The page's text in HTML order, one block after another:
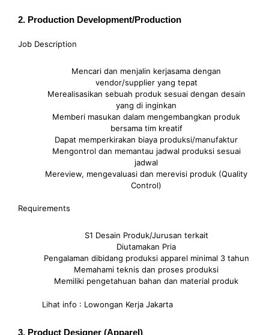
2. Production Development/Production
Job Description
Mencari dan menjalin kerjasama dengan
vendor/supplier yang tepat
Merealisasikan sebuah produk sesuai dengan desain
yang di inginkan
Memberi masukan dalam mengembangkan produk
bersama tim kreatif
Dapat memperkirakan biaya produksi/manufaktur
Mengontrol dan memantau jadwal produksi sesuai
jadwal
Mereview, mengevaluasi dan merevisi produk (Quality
Control)
Requirements
S1 Desain Produk/Jurusan terkait
Diutamakan Pria
Pengalaman dibidang produksi apparel minimal 3 tahun
Memahami teknis dan proses produksi
Memiliki pengetahuan bahan dan material produk
Lihat info : Lowongan Kerja Jakarta
3. Product Designer (Apparel)